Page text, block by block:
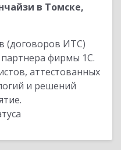
в Томске,
(договоров ИТС)
фирмы 1С.
аттестованных
и решений